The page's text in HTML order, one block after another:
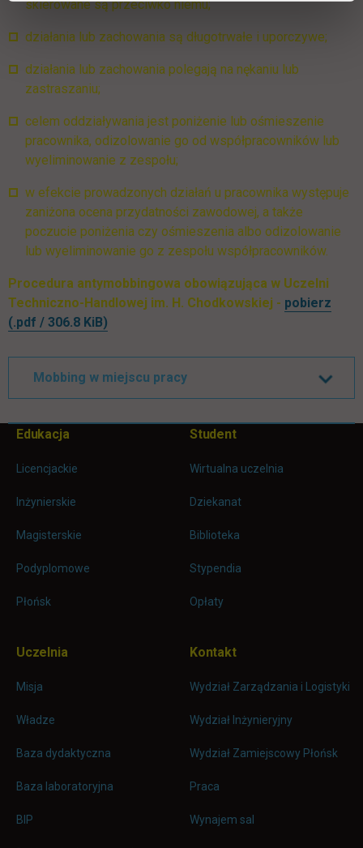
skierowane są przeciwko niemu;
działania lub zachowania są długotrwałe i uporczywe;
działania lub zachowania polegają na nękaniu lub
zastraszaniu;
celem oddziaływania jest poniżenie lub ośmieszenie
pracownika, odizolowanie go od współpracowników lub
wyeliminowanie z zespołu;
w efekcie prowadzonych działań u pracownika występuje
zaniżona ocena przydatności zawodowej, a także
poczucie poniżenia czy ośmieszenia albo odizolowanie
lub wyeliminowanie go z zespołu współpracowników.
Procedura antymobbingowa obowiązująca w Uczelni
Techniczno-Handlowej im. H. Chodkowskiej - pobierz
(.pdf / 306.8 KiB)
Mobbing w miejscu pracy
Pomiń
Informacje w stopce
Edukacja
Licencjackie
Inżynierskie
Magisterskie
Podyplomowe
Płońsk
Student
Wirtualna uczelnia
Dziekanat
Biblioteka
Stypendia
Opłaty
Uczelnia
Misja
Władze
Baza dydaktyczna
Baza laboratoryjna
BIP
Kontakt
Wydział Zarządzania i Logistyki
Wydział Inżynieryjny
Wydział Zamiejscowy Płońsk
Praca
Wynajem sal